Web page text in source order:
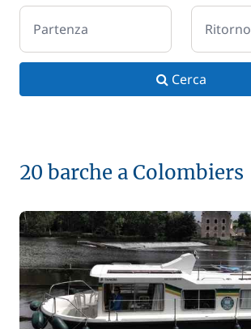
Partenza Ritorno
Cerca
20 barche a Colombiers